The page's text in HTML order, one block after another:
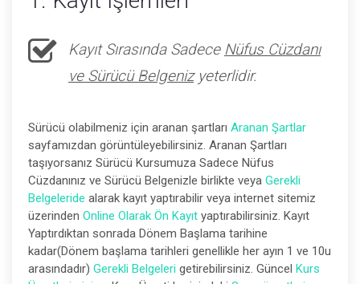
Kayıt Sırasında Sadece Nüfus Cüzdanı
ve Sürücü Belgenizyeterlidir.
Sürücü olabilmeniz için aranan şartları Aranan Şartlar
sayfamızdan görüntüleyebilirsiniz. Aranan Şartları
taşıyorsanız Sürücü Kursumuza Sadece Nüfus
Cüzdanınız ve Sürücü Belgenizle birlikte veya Gerekli
Belgeleride alarak kayıt yaptırabilir veya internet sitemiz
üzerinden Online Olarak Ön Kayıt yaptırabilirsiniz. Kayıt
Yaptırdıktan sonrada Dönem Başlama tarihine
kadar(Dönem başlama tarihleri genellikle her ayın 1 ve 10u
arasındadır) Gerekli Belgeleri getirebilirsiniz. Güncel Kurs